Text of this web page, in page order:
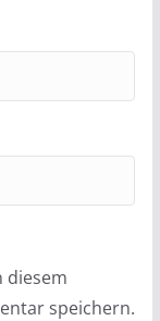
diesem
speichern.